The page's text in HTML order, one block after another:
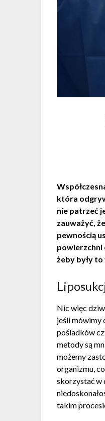
która
nie patrzeć
zauważyć,
pewnością
powierzchni
żeby były
Nic więc
jeśli mówimy
pośladków
metody są
możemy
organizmu,
skorzystać w
takim